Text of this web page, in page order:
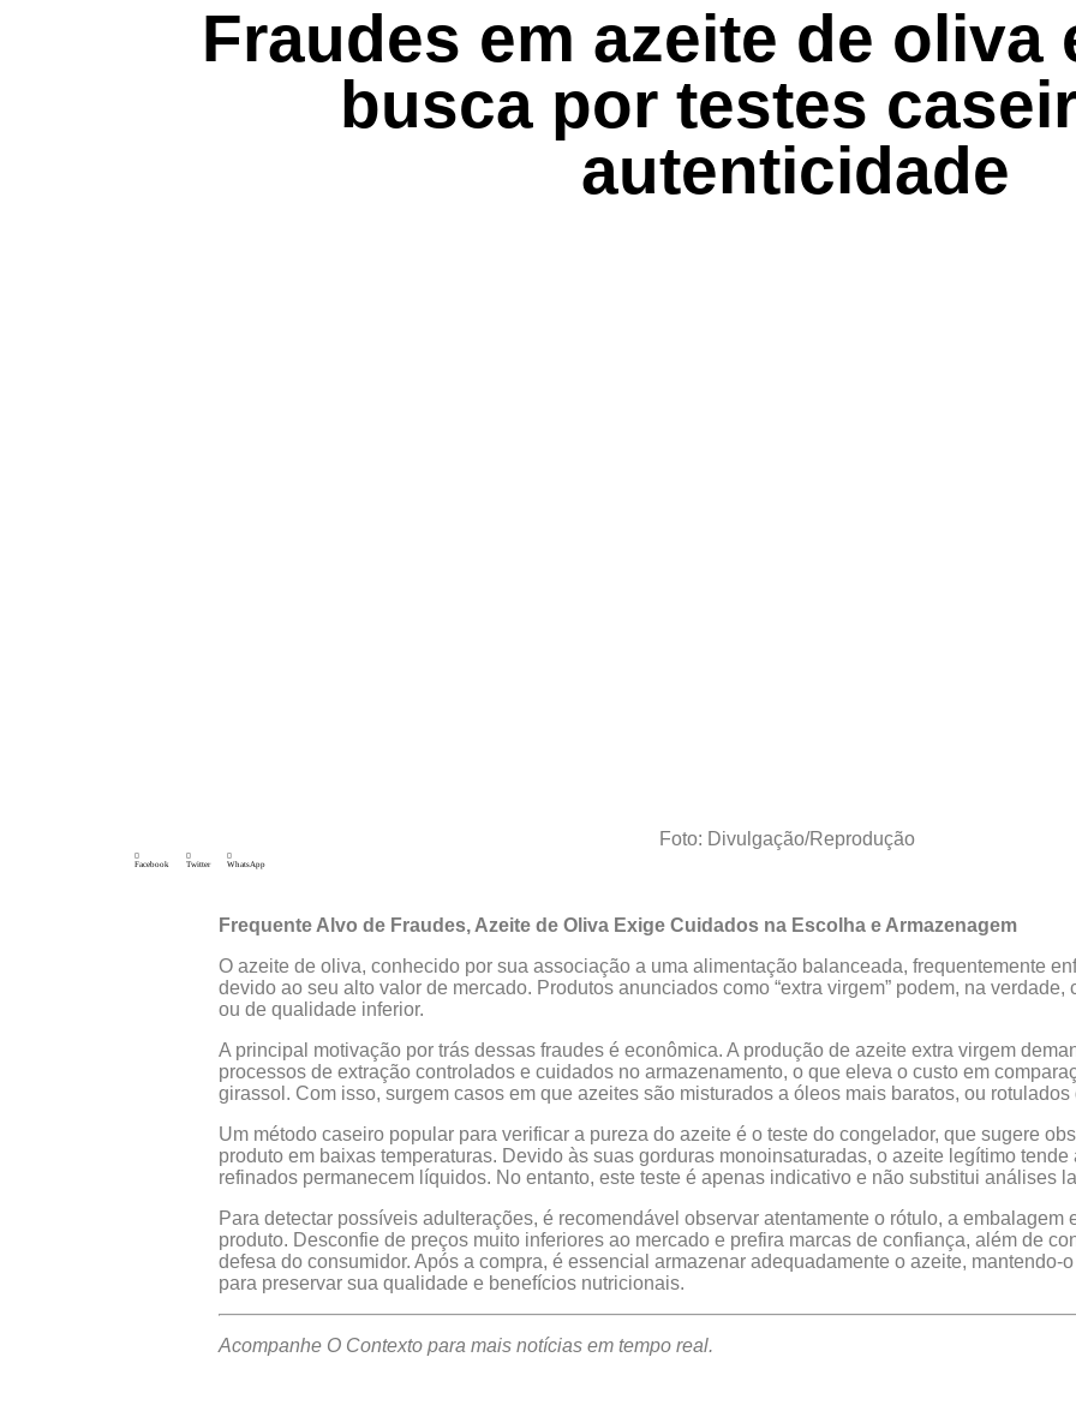
Fraudes em azeite de oliva
busca por testes
autenticidade
Foto: Divulgação/Reprodução
Facebook Twitter WhatsApp
Frequente Alvo de Fraudes, Azeite de Oliva Exige Cuidados na Escolha e Armazenagem
O azeite de oliva, conhecido por sua associação a uma alimentação balanceada, frequentemente
devido ao seu alto valor de mercado. Produtos anunciados como “extra virgem” podem, na
ou de qualidade inferior.
A principal motivação por trás dessas fraudes é econômica. A produção de azeite extra virgem
processos de extração controlados e cuidados no armazenamento, o que eleva o custo em
girassol. Com isso, surgem casos em que azeites são misturados a óleos mais baratos, ou
Um método caseiro popular para verificar a pureza do azeite é o teste do congelador, que sugere
produto em baixas temperaturas. Devido às suas gorduras monoinsaturadas, o azeite legítimo
refinados permanecem líquidos. No entanto, este teste é apenas indicativo e não substitui análises
Para detectar possíveis adulterações, é recomendável observar atentamente o rótulo, a embalagem
produto. Desconfie de preços muito inferiores ao mercado e prefira marcas de confiança, além de
defesa do consumidor. Após a compra, é essencial armazenar adequadamente o azeite, mantendo-
para preservar sua qualidade e benefícios nutricionais.
Acompanhe O Contexto para mais notícias em tempo real.